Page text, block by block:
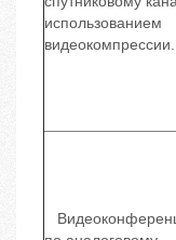
использованием
видеокомпрессии.